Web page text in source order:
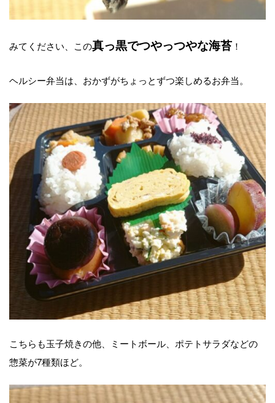
みてください、この真っ黒でつやっつやな海苔 ！
ヘルシー弁当は、おかずがちょっとずつ楽しめるお弁当。
こちらも玉子焼きの他、ミートボール、ポテトサラダなどの
惣菜が7種類ほど。